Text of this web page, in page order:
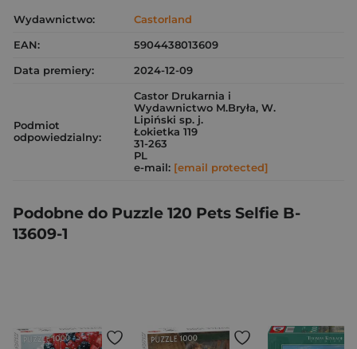
Wydawnictwo:
Castorland
EAN:
5904438013609
Data premiery:
2024-12-09
Podmiot
odpowiedzialny:
Castor Drukarnia i
Wydawnictwo M.Bryła, W.
Lipiński sp. j.
Łokietka 119
31-263
PL
e-mail: [email protected]
Podobne do Puzzle 120 Pets Selfie B-
13609-1